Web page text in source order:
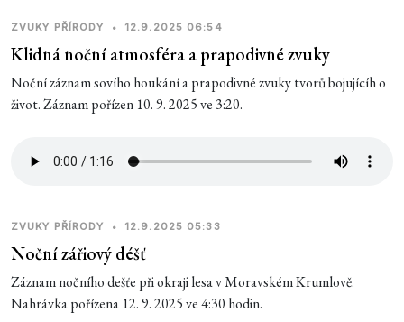
ZVUKY PŘÍRODY • 12.9.2025 06:54
Klidná noční atmosféra a prapodivné zvuky
Noční záznam sovího houkání a prapodivné zvuky tvorů bojujícíh o
život. Záznam pořízen 10. 9. 2025 ve 3:20.
ZVUKY PŘÍRODY • 12.9.2025 05:33
Noční zářiový déšť
Záznam nočního dešťe při okraji lesa v Moravském Krumlově.
Nahrávka pořízena 12. 9. 2025 ve 4:30 hodin.